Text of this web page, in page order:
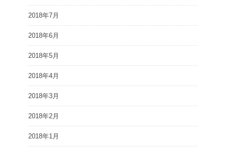
2018年7月
2018年6月
2018年5月
2018年4月
2018年3月
2018年2月
2018年1月